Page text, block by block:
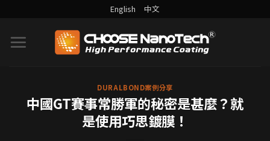
English 中文
DURALBOND案例分享
中國GT賽事常勝軍的秘密是甚麼？就
是使用巧思鍍膜！